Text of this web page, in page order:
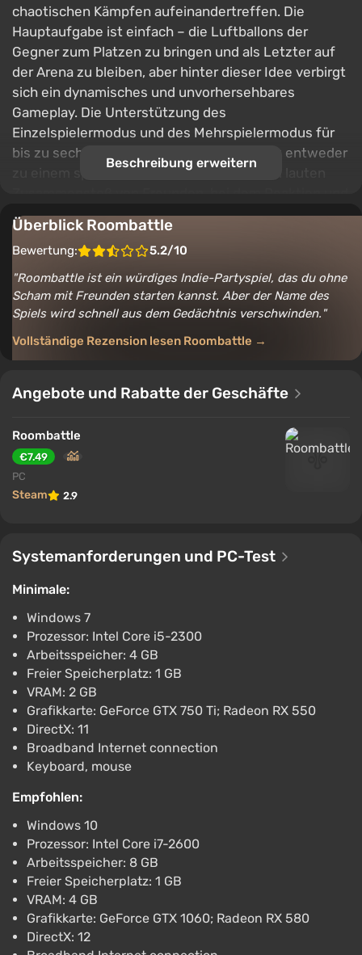
chaotischen Kämpfen aufeinandertreffen. Die
Hauptaufgabe ist einfach – die Luftballons der
Gegner zum Platzen zu bringen und als Letzter auf
der Arena zu bleiben, aber hinter dieser Idee verbirgt
sich ein dynamisches und unvorhersehbares
Gameplay. Die Unterstützung des
Einzelspielermodus und des Mehrspielermodus für
bis zu sechs Personen macht jede Sitzung entweder
zu einem spannenden Duell oder zu einem lauten
Geschicklichkeit im Chaos entscheiden.
Vielfältige Räume sind mit interaktiven Objekten,
Verlauf des Kampfes ständig verändern. Die
Umgebung wird zu einem vollwertigen Teilnehmer
Konstruktionen stürzen ein, und jede Karte bietet
Steuerung ermöglicht es, schnell ins Geschehen
einzutauchen und lässt Raum für fröhliches Chaos
und wettbewerbsorientierte Aufregung.
Beschreibung erweitern
Überblick Roombattle
Bewertung:
5.2/10
Roombattle ist ein würdiges Indie-Partyspiel, das du ohne
Scham mit Freunden starten kannst. Aber der Name des
Spiels wird schnell aus dem Gedächtnis verschwinden.
Vollständige Rezension lesen Roombattle →
Angebote und Rabatte der Geschäfte
Roombattle
€7.49
PC
Steam 2.9
Systemanforderungen und PC-Test
Minimale:
Windows 7
Prozessor: Intel Core i5-2300
Arbeitsspeicher: 4 GB
Freier Speicherplatz: 1 GB
VRAM: 2 GB
Grafikkarte: GeForce GTX 750 Ti; Radeon RX 550
DirectX: 11
Broadband Internet connection
Keyboard, mouse
Empfohlen:
Windows 10
Prozessor: Intel Core i7-2600
Arbeitsspeicher: 8 GB
Freier Speicherplatz: 1 GB
VRAM: 4 GB
Grafikkarte: GeForce GTX 1060; Radeon RX 580
DirectX: 12